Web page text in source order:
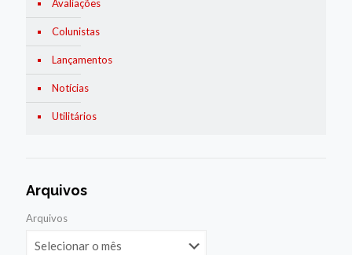
Avaliações
Colunistas
Lançamentos
Notícias
Utilitários
Arquivos
Arquivos